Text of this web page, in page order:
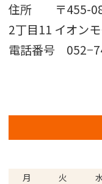
住所 〒455-
2丁目11 イオン
電話番号
月 火